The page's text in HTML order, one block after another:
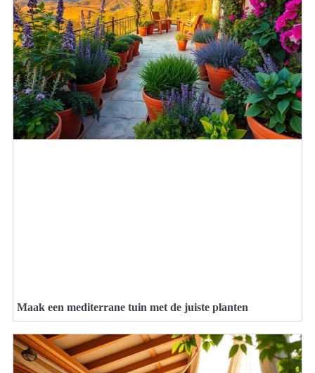
Maak een mediterrane tuin met de juiste planten